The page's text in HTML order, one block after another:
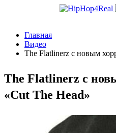
Главная
Видео
The Flatlinerz с новым
The Flatlinerz с
«Cut The Head»